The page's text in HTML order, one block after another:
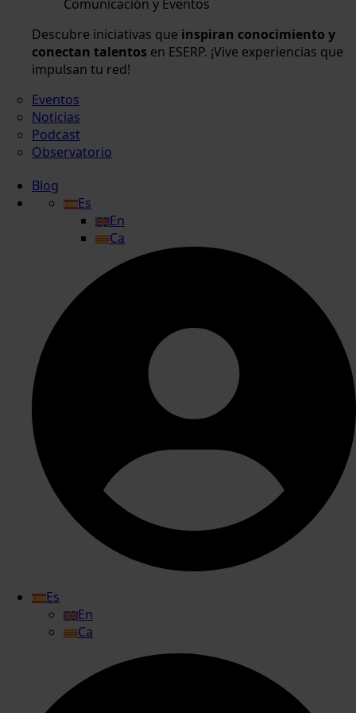
Comunicación y Eventos
Descubre iniciativas que inspiran conocimiento y
conectan talentos en ESERP. ¡Vive experiencias que
impulsan tu red!
Eventos
Noticias
Podcast
Observatorio
Blog
Es
En
Ca
Es
En
Ca